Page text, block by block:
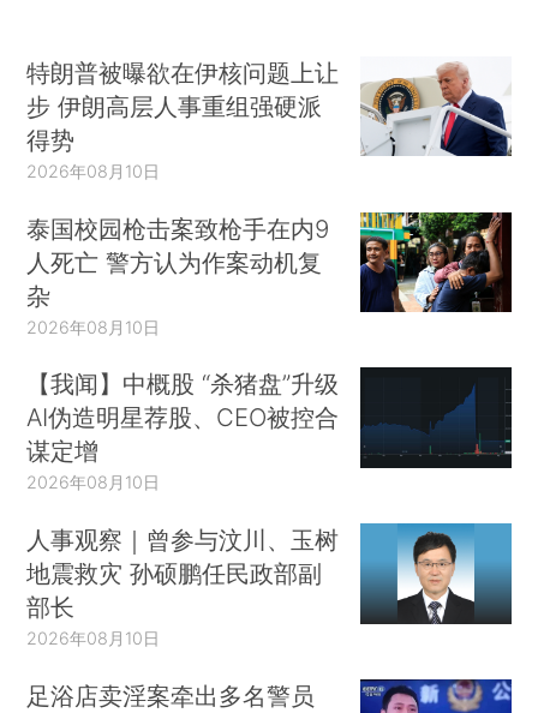
特朗普被曝欲在伊核问题上让
步 伊朗高层人事重组强硬派
得势
2026年08月10日
泰国校园枪击案致枪手在内9
人死亡 警方认为作案动机复
杂
2026年08月10日
【我闻】中概股 “杀猪盘”升级
AI伪造明星荐股、CEO被控合
谋定增
2026年08月10日
人事观察｜曾参与汶川、玉树
地震救灾 孙硕鹏任民政部副
部长
2026年08月10日
足浴店卖淫案牵出多名警员